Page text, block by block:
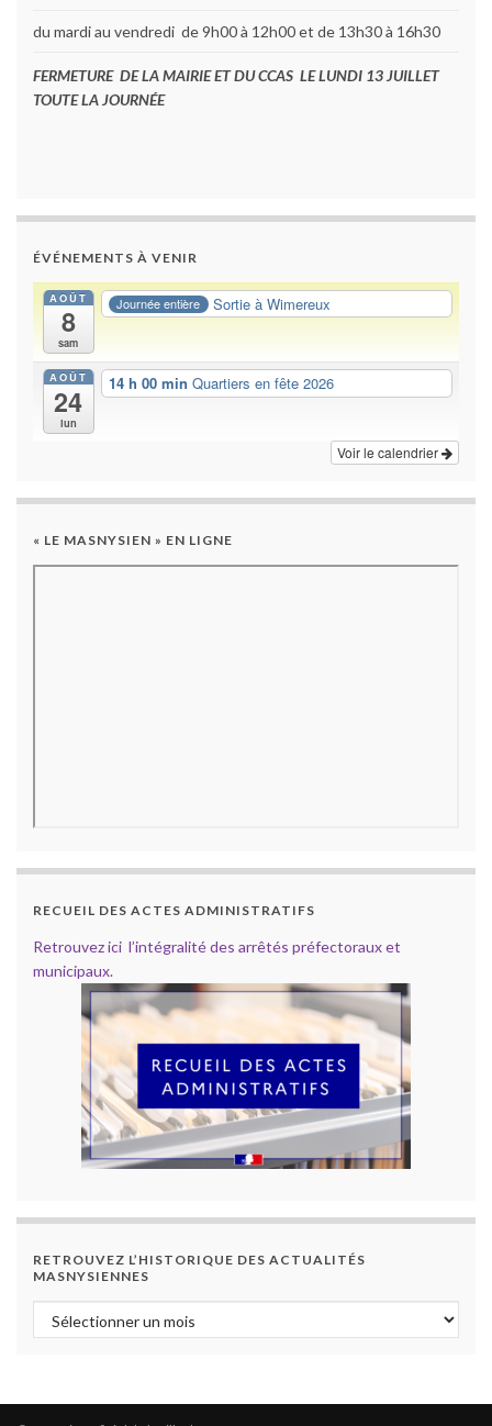
du mardi au vendredi de 9h00 à 12h00 et de 13h30 à 16h30
FERMETURE DE LA MAIRIE ET DU CCAS LE LUNDI 13 JUILLET
TOUTE LA JOURNÉE
ÉVÉNEMENTS À VENIR
AOÛT
8
sam
Journée entière Sortie à Wimereux
AOÛT
24
lun
14 h 00 min Quartiers en fête 2026
Voir le calendrier
« LE MASNYSIEN » EN LIGNE
RECUEIL DES ACTES ADMINISTRATIFS
Retrouvez ici l’intégralité des arrêtés préfectoraux et
municipaux.
RETROUVEZ L’HISTORIQUE DES ACTUALITÉS
MASNYSIENNES
Retrouvez l’historique des actualités masnysiennes